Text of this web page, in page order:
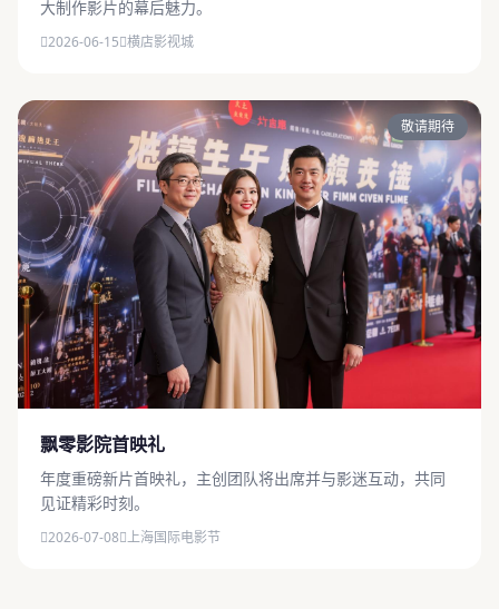
大制作影片的幕后魅力。
2026-06-15 横店影视城
敬请期待
飘零影院首映礼
年度重磅新片首映礼，主创团队将出席并与影迷互动，共同
见证精彩时刻。
2026-07-08 上海国际电影节